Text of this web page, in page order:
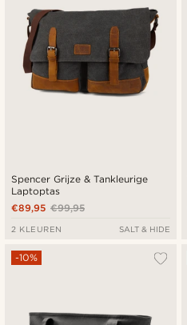
Spencer Grijze & Tankleurige
Laptoptas
€99,95
€89,95
2 KLEUREN SALT & HIDE
-10%